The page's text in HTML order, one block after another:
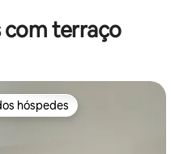
com terraço
hóspedes
hóspedes